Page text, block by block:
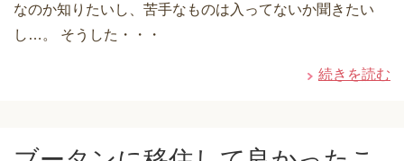
なのか知りたいし、苦手なものは入ってないか聞きたい
し…。 そうした・・・
続きを読む